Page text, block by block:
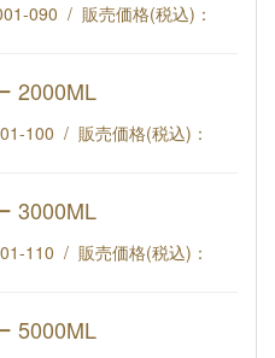
090 / 販売価格(税込)：
2000ML
100 / 販売価格(税込)：
3000ML
110 / 販売価格(税込)：
5000ML